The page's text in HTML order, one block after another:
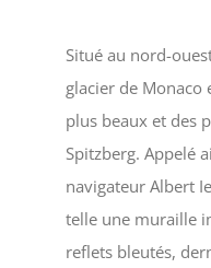
Situé au nord-
glacier de Monaco
plus beaux et des
Spitzberg. Appelé
navigateur Albert
telle une muraille
reflets bleutés,